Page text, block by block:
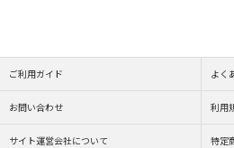
ご利用ガイド よく
お問い合わせ 利用
サイト運営会社について 特定